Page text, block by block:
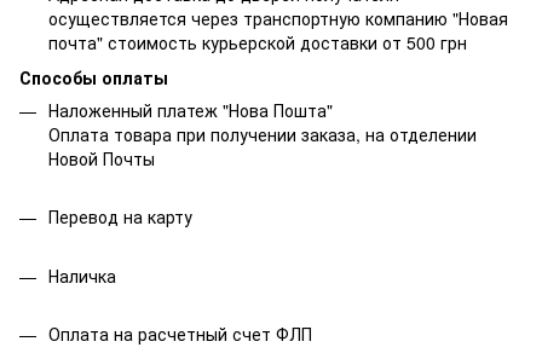
осуществляется через транспортную компанию "Новая
почта" стоимость курьерской доставки от 500 грн
Способы оплаты
Наложенный платеж "Нова Пошта"
Оплата товара при получении заказа, на отделении
Новой Почты
Перевод на карту
Наличка
Оплата на расчетный счет ФЛП